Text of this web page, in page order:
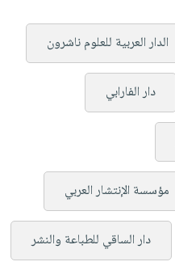
الدار العربية للعلوم ناشرون
دار الفارابي
مؤسسة الإنتشار العربي
دار الساقي للطباعة والنشر